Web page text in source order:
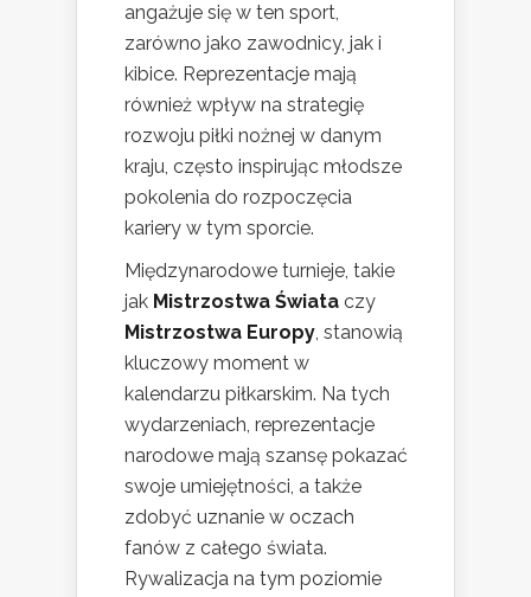
angażuje się w ten sport,
zarówno jako zawodnicy, jak i
kibice. Reprezentacje mają
również wpływ na strategię
rozwoju piłki nożnej w danym
kraju, często inspirując młodsze
pokolenia do rozpoczęcia
kariery w tym sporcie.
Międzynarodowe turnieje, takie
jak Mistrzostwa Świata czy
Mistrzostwa Europy, stanowią
kluczowy moment w
kalendarzu piłkarskim. Na tych
wydarzeniach, reprezentacje
narodowe mają szansę pokazać
swoje umiejętności, a także
zdobyć uznanie w oczach
fanów z całego świata.
Rywalizacja na tym poziomie